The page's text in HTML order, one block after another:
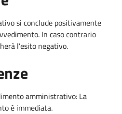
si conclude positivamente
In caso contrario
l’esito negativo.
amministrativo: La
è immediata.